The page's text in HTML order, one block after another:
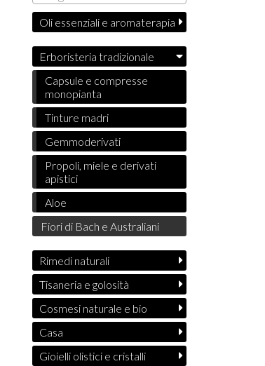
Oli essenziali e aromaterapia
Erboristeria tradizionale
Capsule e compresse
monopianta
Tinture madri
Gemmoderivati
Propoli, miele e derivati
apistici
Aloe
Fiori di Bach e Australiani
Rimedi naturali
Tisaneria e golosità
Cosmesi naturale e bio
Casa
Gioielli olistici e cristalli